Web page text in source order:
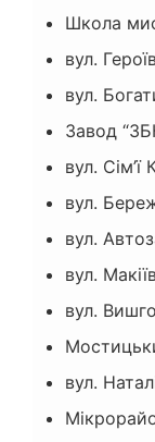
Школа
вул.
вул.
Завод
вул. Сім’ї
вул.
вул.
вул.
вул.
вул.